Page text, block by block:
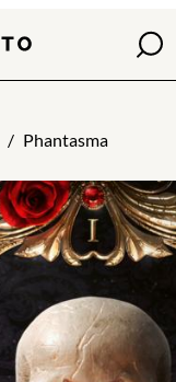
Haku
Phantasma